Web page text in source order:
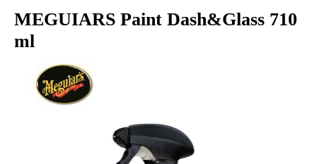
MEGUIARS Paint Dash&Glass 710
ml
Bildergalerie überspringen